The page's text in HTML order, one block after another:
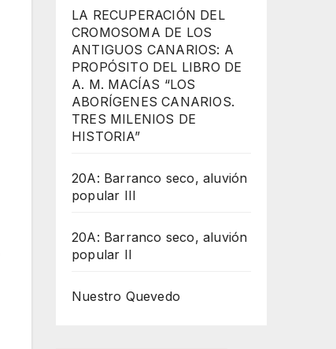
LA RECUPERACIÓN DEL
CROMOSOMA DE LOS
ANTIGUOS CANARIOS: A
PROPÓSITO DEL LIBRO DE
A. M. MACÍAS “LOS
ABORÍGENES CANARIOS.
TRES MILENIOS DE
HISTORIA”
20A: Barranco seco, aluvión
popular III
20A: Barranco seco, aluvión
popular II
Nuestro Quevedo